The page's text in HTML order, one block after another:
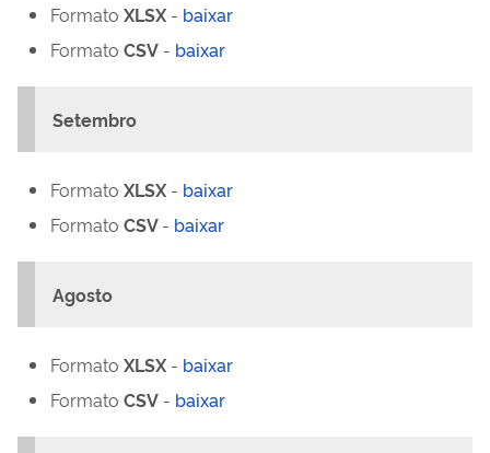
Formato XLSX - baixar
Formato CSV - baixar
Setembro
Formato XLSX - baixar
Formato CSV- baixar
Agosto
Formato XLSX - baixar
Formato CSV - baixar